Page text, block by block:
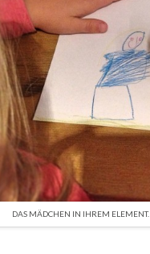
DAS MÄDCHEN IN IHREM ELEMENT.